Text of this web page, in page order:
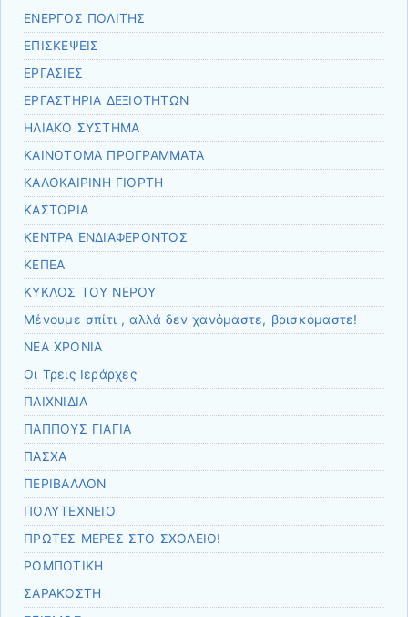
ΕΝΕΡΓΟΣ ΠΟΛΙΤΗΣ
ΕΠΙΣΚΕΨΕΙΣ
ΕΡΓΑΣΙΕΣ
ΕΡΓΑΣΤΗΡΙΑ ΔΕΞΙΟΤΗΤΩΝ
ΗΛΙΑΚΟ ΣΥΣΤΗΜΑ
ΚΑΙΝΟΤΟΜΑ ΠΡΟΓΡΑΜΜΑΤΑ
ΚΑΛΟΚΑΙΡΙΝΗ ΓΙΟΡΤΗ
ΚΑΣΤΟΡΙΑ
ΚΕΝΤΡΑ ΕΝΔΙΑΦΕΡΟΝΤΟΣ
ΚΕΠΕΑ
ΚΥΚΛΟΣ ΤΟΥ ΝΕΡΟΥ
Μένουμε σπίτι , αλλά δεν χανόμαστε, βρισκόμαστε!
ΝΕΑ ΧΡΟΝΙΑ
Οι Τρεις Ιεράρχες
ΠΑΙΧΝΙΔΙΑ
ΠΑΠΠΟΥΣ ΓΙΑΓΙΑ
ΠΑΣΧΑ
ΠΕΡΙΒΑΛΛΟΝ
ΠΟΛΥΤΕΧΝΕΙΟ
ΠΡΩΤΕΣ ΜΕΡΕΣ ΣΤΟ ΣΧΟΛΕΙΟ!
ΡΟΜΠΟΤΙΚΗ
ΣΑΡΑΚΟΣΤΗ